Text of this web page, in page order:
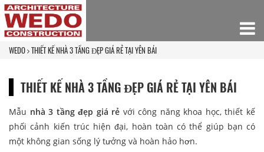
WEDO THIẾT KẾ NHÀ 3 TẦNG ĐẸP GIÁ RẺ TẠI YÊN BÁI
THIẾT KẾ NHÀ 3 TẦNG ĐẸP GIÁ RẺ TẠI YÊN BÁI
Mẫu nhà 3 tầng đẹp giá rẻ với công năng khoa học, thiết kế
phối cảnh kiến trúc hiện đại, hoàn toàn có thể giúp bạn có
một không gian sống lý tưởng và hoàn hảo hơn.